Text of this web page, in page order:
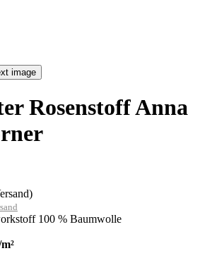
image
Rosenstoff Anna
100 % Baumwolle